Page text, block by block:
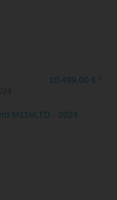
10.499,00 € *